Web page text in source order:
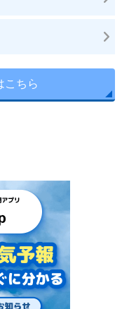
こちら